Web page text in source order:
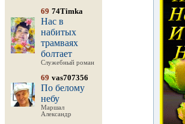
69 74Timka
Нас в
набитых
трамваях
болтает
Служебный роман
69 vas707356
По белому
небу
Маршал
Александр